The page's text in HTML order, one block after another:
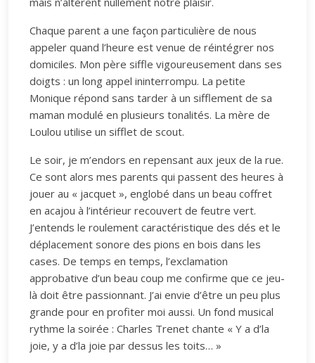
Chaque parent a une façon particulière de nous
appeler quand l’heure est venue de réintégrer nos
domiciles. Mon père siffle vigoureusement dans ses
doigts : un long appel ininterrompu. La petite
Monique répond sans tarder à un sifflement de sa
maman modulé en plusieurs tonalités. La mère de
Loulou utilise un sifflet de scout.
Le soir, je m’endors en repensant aux jeux de la rue.
Ce sont alors mes parents qui passent des heures à
jouer au « jacquet », englobé dans un beau coffret
en acajou à l’intérieur recouvert de feutre vert.
J’entends le roulement caractéristique des dés et le
déplacement sonore des pions en bois dans les
cases. De temps en temps, l’exclamation
approbative d’un beau coup me confirme que ce jeu-
là doit être passionnant. J’ai envie d’être un peu plus
grande pour en profiter moi aussi. Un fond musical
rythme la soirée : Charles Trenet chante « Y a d’la
joie, y a d’la joie par dessus les toits… »